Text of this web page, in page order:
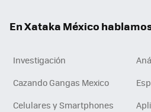
En Xataka México
Investigación
Cazando Gangas Mexico
Celulares y Smartphones